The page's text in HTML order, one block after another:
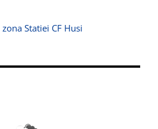
Statiei CF Husi